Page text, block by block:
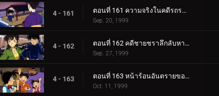
4 - 161 ตอนที่ 161 ความจริงในคดีรถระเบิด (ตอนจบ)
Sep. 20, 1999
4 - 162 ตอนที่ 162 คดีชายชราลึกลับหายตัว
Sep. 27, 1999
4 - 163 ตอนที่ 163 หน้าร้อนอันตรายของโซโนโกะ (ตอนแรก)
Oct. 11, 1999